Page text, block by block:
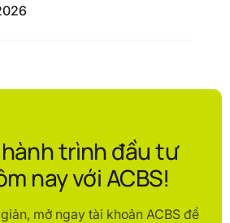
trình đầu tư
nay với ACBS!
mở ngay tài khoản ACBS để